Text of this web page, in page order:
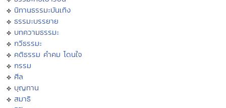
นิทานธรรมะบันเทิง
ธรรมะบรรยาย
บทความธรรมะ
กวีธรรมะ
คติธรรม คำคม โดนใจ
กรรม
ศีล
บุญทาน
สมาธิ